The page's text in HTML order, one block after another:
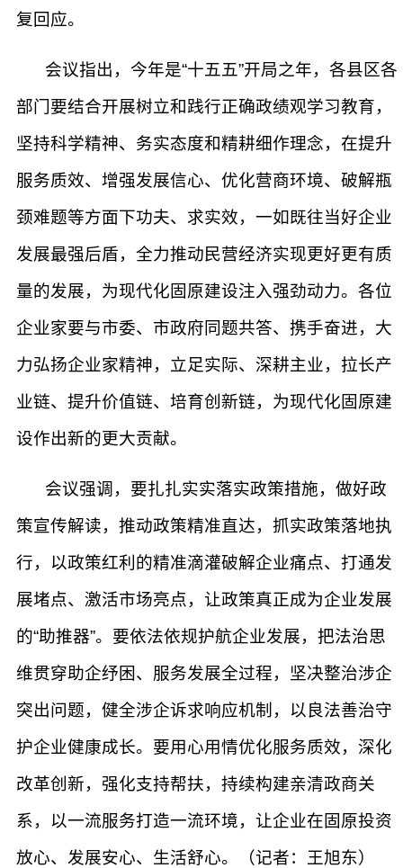
复回应。
会议指出，今年是“十五五”开局之年，各县区各
部门要结合开展树立和践行正确政绩观学习教育，
坚持科学精神、务实态度和精耕细作理念，在提升
服务质效、增强发展信心、优化营商环境、破解瓶
颈难题等方面下功夫、求实效，一如既往当好企业
发展最强后盾，全力推动民营经济实现更好更有质
量的发展，为现代化固原建设注入强劲动力。各位
企业家要与市委、市政府同题共答、携手奋进，大
力弘扬企业家精神，立足实际、深耕主业，拉长产
业链、提升价值链、培育创新链，为现代化固原建
设作出新的更大贡献。
会议强调，要扎扎实实落实政策措施，做好政
策宣传解读，推动政策精准直达，抓实政策落地执
行，以政策红利的精准滴灌破解企业痛点、打通发
展堵点、激活市场亮点，让政策真正成为企业发展
的“助推器”。要依法依规护航企业发展，把法治思
维贯穿助企纾困、服务发展全过程，坚决整治涉企
突出问题，健全涉企诉求响应机制，以良法善治守
护企业健康成长。要用心用情优化服务质效，深化
改革创新，强化支持帮扶，持续构建亲清政商关
系，以一流服务打造一流环境，让企业在固原投资
放心、发展安心、生活舒心。（记者：王旭东）